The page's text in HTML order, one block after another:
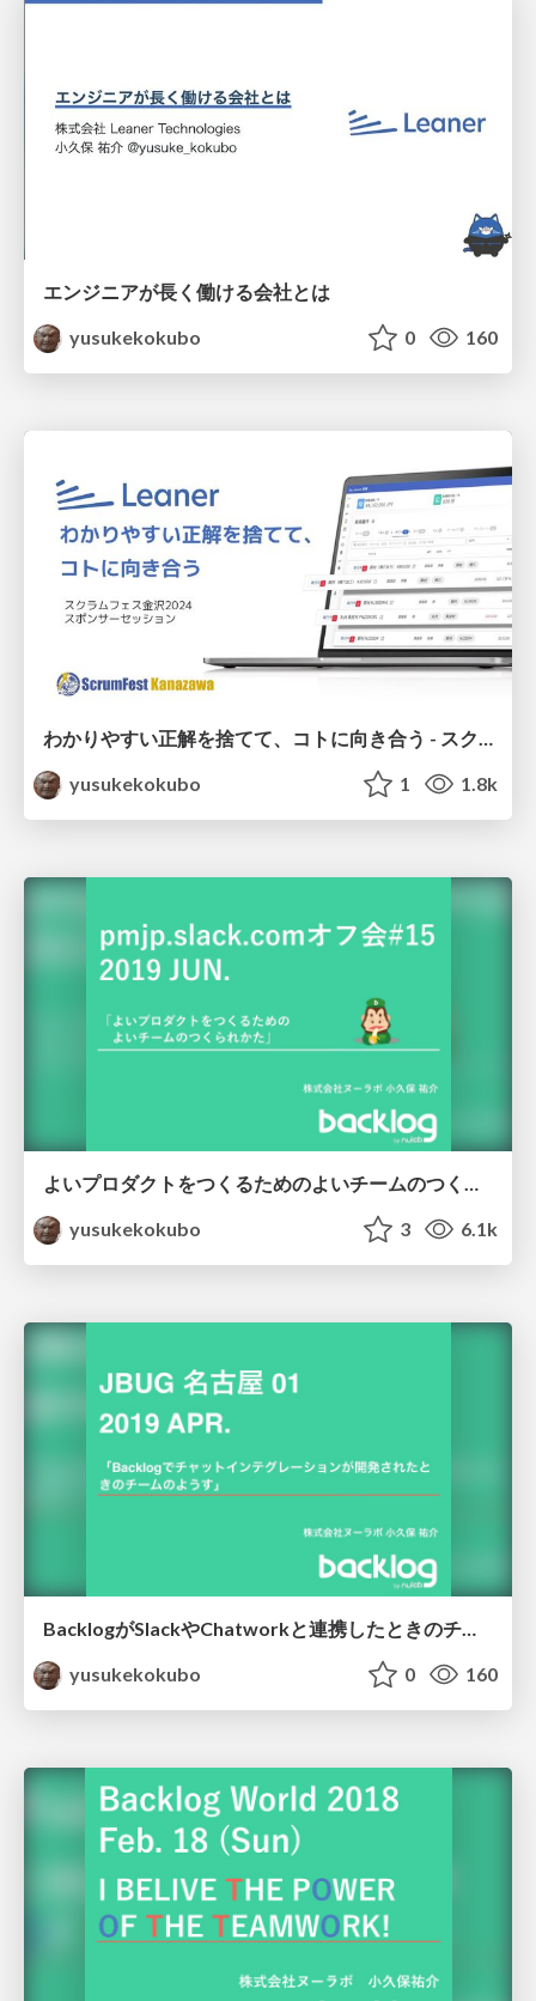
エンジニアが長く働ける会社とは
yusukekokubo
0 160
yusukekokubo
1 1.8k
よいプロダクトをつくるためのよいチームのつくられかた
yusukekokubo
3 6.1k
BacklogがSlackやChatworkと連携したときのチームのようす
yusukekokubo
0 160